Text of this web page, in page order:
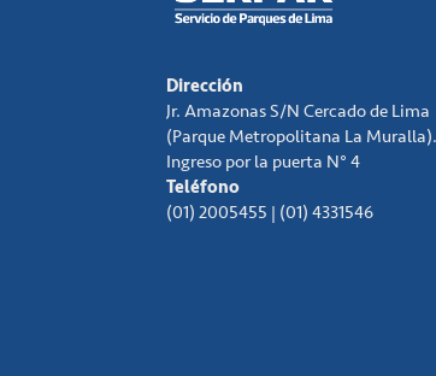
Dirección
Jr. Amazonas S/N Cercado de Lima
(Parque Metropolitana La Muralla).
Ingreso por la puerta N° 4
Teléfono
(01) 2005455 | (01) 4331546